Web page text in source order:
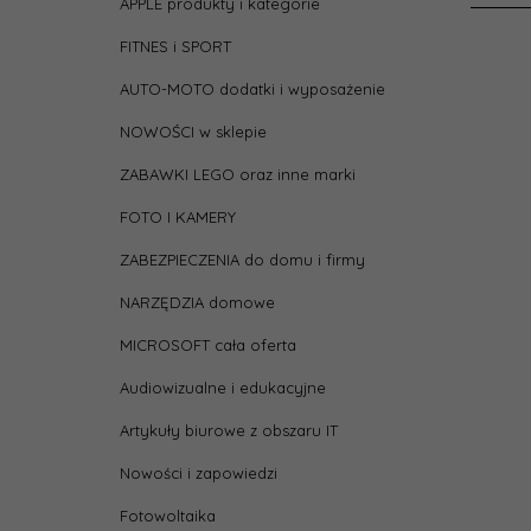
FITNES i SPORT
AUTO-MOTO dodatki i wyposażenie
NOWOŚCI w sklepie
ZABAWKI LEGO oraz inne marki
FOTO I KAMERY
ZABEZPIECZENIA do domu i firmy
NARZĘDZIA domowe
MICROSOFT cała oferta
Audiowizualne i edukacyjne
Artykuły biurowe z obszaru IT
Nowości i zapowiedzi
Fotowoltaika